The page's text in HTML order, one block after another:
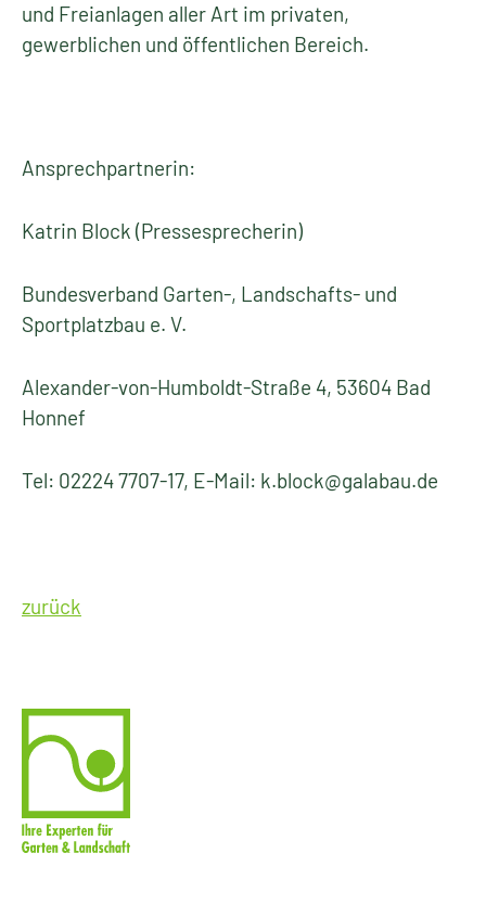
und Freianlagen aller Art im privaten,
gewerblichen und öffentlichen Bereich.
Ansprechpartnerin:
Katrin Block (Pressesprecherin)
Bundesverband Garten-, Landschafts- und
Sportplatzbau e. V.
Alexander-von-Humboldt-Straße 4, 53604 Bad
Honnef
Tel: 02224 7707-17, E-Mail: k.block@galabau.de
zurück